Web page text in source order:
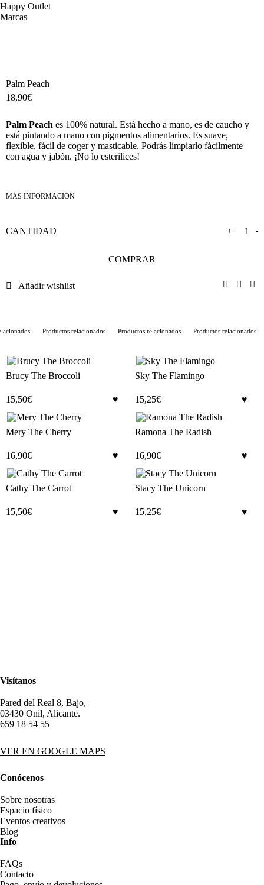
Happy Outlet
Marcas
Palm Peach
18,90€
Palm Peach es 100% natural. Está hecho a mano, es de caucho y
está pintando a mano con pigmentos alimentarios. Es suave,
flexible, fácil de coger y masticable. Podrás limpiarlo fácilmente
con agua y jabón. ¡No lo esterilices!
-
+
COMPRAR
Añadir wishlist
Productos relacionados Productos relacionados Productos relacionados
Brucy The Broccoli
15,50€
Sky The Flamingo
15,25€
Mery The Cherry
16,90€
Ramona The Radish
16,90€
Cathy The Carrot
15,50€
Stacy The Unicorn
15,25€
Visítanos
Pared del Real 8, Bajo,
03430 Onil, Alicante.
659 18 54 55
VER EN GOOGLE MAPS
Conócenos
Sobre nosotras
Espacio físico
Eventos creativos
Blog
Info
FAQs
Contacto